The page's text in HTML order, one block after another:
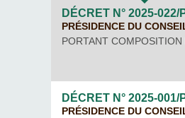
DÉCRET N° 2025-022/
PRÉSIDENCE DU
PORTANT
DÉCRET N° 2025-001/
PRÉSIDENCE DU